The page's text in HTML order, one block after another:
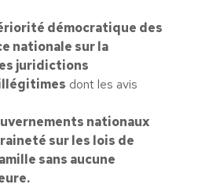
démocratique des
nationale sur la
juridictions
dont les avis
nationaux
sur les lois de
sans aucune